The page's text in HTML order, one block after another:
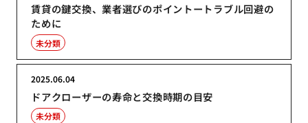
賃貸の鍵交換、業者選びのポイントートラブル回避の
ために
未分類
ドアクローザーの寿命と交換時期の目安
2025.06.04
未分類